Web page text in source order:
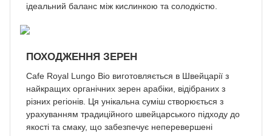
ідеальний баланс між кислинкою та солодкістю.
ПОХОДЖЕННЯ ЗЕРЕН
Cafe Royal Lungo Bio виготовляється в Швейцарії з
найкращих органічних зерен арабіки, відібраних з
різних регіонів. Ця унікальна суміш створюється з
урахуванням традиційного швейцарського підходу до
якості та смаку, що забезпечує неперевершені